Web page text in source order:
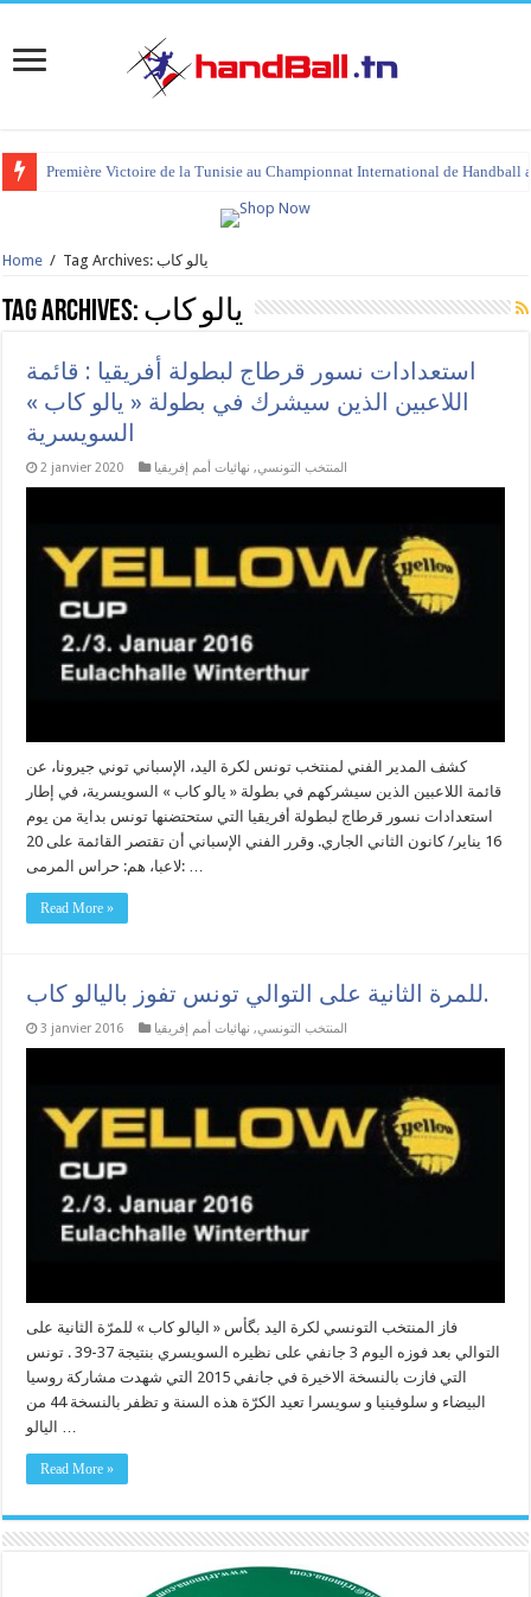
Première Victoire de la Tunisie au Championnat International de Handball
Home / Tag Archives: يالو كاب
Tag Archives: يالو كاب
استعدادات نسور قرطاج لبطولة أفريقيا : قائمة
اللاعبين الذين سيشرك في بطولة « يالو كاب »
السويسرية
2 janvier 2020 المنتخب التونسي, نهائيات أمم إفريقيا
كشف المدير الفني لمنتخب تونس لكرة اليد، الإسباني توني جيرونا، عن
قائمة اللاعبين الذين سيشركهم في بطولة « يالو كاب » السويسرية، في إطار
استعدادات نسور قرطاج لبطولة أفريقيا التي ستحتضنها تونس بداية من يوم
16 يناير/ كانون الثاني الجاري. وقرر الفني الإسباني أن تقتصر القائمة على 20
لاعبا، هم: حراس المرمى: …
Read More »
للمرة الثانية على التوالي تونس تفوز باليالو كاب.
3 janvier 2016 المنتخب التونسي, نهائيات أمم إفريقيا
فاز المنتخب التونسي لكرة اليد بگأس « اليالو كاب » للمرّة الثانية على
التوالي بعد فوزه اليوم 3 جانفي على نظيره السويسري بنتيجة 37-39 . تونس
التي فازت بالنسخة الاخيرة في جانفي 2015 التي شهدت مشاركة روسيا
البيضاء و سلوفينيا و سويسرا تعيد الكرّة هذه السنة و تظفر بالنسخة 44 من
Read More »